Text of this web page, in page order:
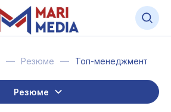
Резюме Топ-менеджмент
Резюме